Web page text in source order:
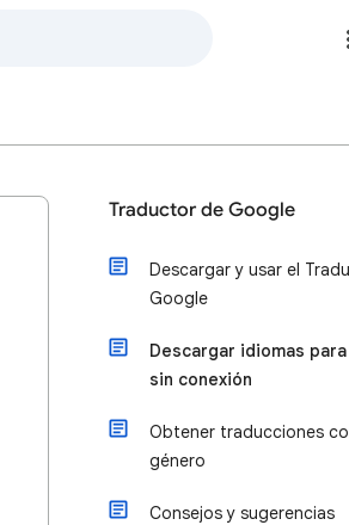
Traductor de Google
Descargar y usar el
Google
Descargar idiomas
sin conexión
Obtener traducciones
género
Consejos y sugerencias